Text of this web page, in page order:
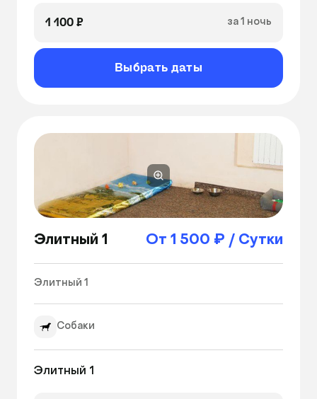
1 100 ₽ за 1 ночь
Выбрать даты
Элитный 1 От 1 500 ₽ / Сутки
Элитный 1
Собаки
Элитный 1